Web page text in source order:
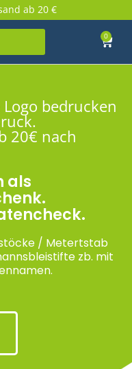
ab 20 €
0
bedrucken
20€ nach
als
/ Metertstab
zb. mit